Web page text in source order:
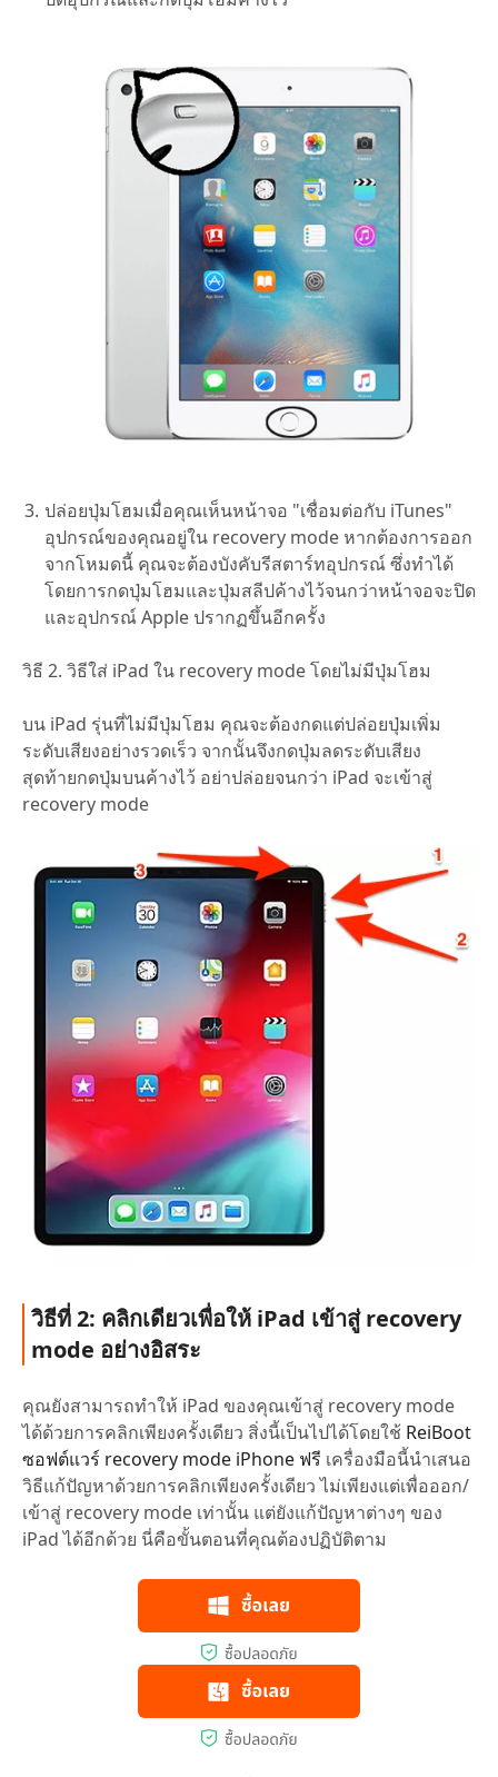
ปล่อยปุ่มโฮมเมื่อคุณเห็นหน้าจอ "เชื่อมต่อกับ iTunes"
อุปกรณ์ของคุณอยู่ใน recovery mode หากต้องการออก
จากโหมดนี้ คุณจะต้องบังคับรีสตาร์ทอุปกรณ์ ซึ่งทำได้
โดยการกดปุ่มโฮมและปุ่มสลีปค้างไว้จนกว่าหน้าจอจะปิด
และอุปกรณ์ Apple ปรากฏขึ้นอีกครั้ง
วิธี 2. วิธีใส่ iPad ใน recovery mode โดยไม่มีปุ่มโฮม
บน iPad รุ่นที่ไม่มีปุ่มโฮม คุณจะต้องกดแต่ปล่อยปุ่มเพิ่ม
ระดับเสียงอย่างรวดเร็ว จากนั้นจึงกดปุ่มลดระดับเสียง
สุดท้ายกดปุ่มบนค้างไว้ อย่าปล่อยจนกว่า iPad จะเข้าสู่
recovery mode
วิธีที่ 2: คลิกเดียวเพื่อให้ iPad เข้าสู่ recovery
mode อย่างอิสระ
คุณยังสามารถทำให้ iPad ของคุณเข้าสู่ recovery mode
ได้ด้วยการคลิกเพียงครั้งเดียว สิ่งนี้เป็นไปได้โดยใช้ ReiBoot
ซอฟต์แวร์ recovery mode iPhone ฟรี เครื่องมือนี้นำเสนอ
วิธีแก้ปัญหาด้วยการคลิกเพียงครั้งเดียว ไม่เพียงแต่เพื่อออก/
เข้าสู่ recovery mode เท่านั้น แต่ยังแก้ปัญหาต่างๆ ของ
iPad ได้อีกด้วย นี่คือขั้นตอนที่คุณต้องปฏิบัติตาม